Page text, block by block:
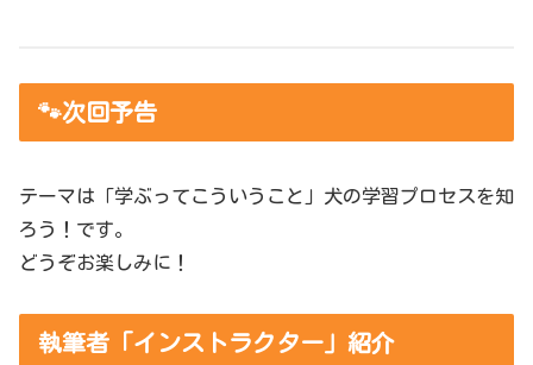
🐾次回予告
テーマは「学ぶってこういうこと」犬の学習プロセスを知
ろう！です。
どうぞお楽しみに！
執筆者「インストラクター」紹介